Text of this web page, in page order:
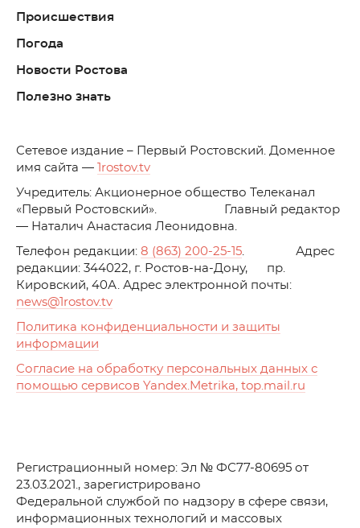
Происшествия
Погода
Новости Ростова
Полезно знать
Cетевое издание – Первый Ростовский. Доменное
имя сайта —
1rostov.tv
Учредитель: Акционерное общество Телеканал
«Первый Ростовский». Главный редактор
— Наталич Анастасия Леонидовна.
Телефон редакции: 8 (863) 200-25-15. Адрес
редакции: 344022, г. Ростов-на-Дону, пр.
Кировский, 40А. Адрес электронной почты:
news@1rostov.tv
Политика конфиденциальности и защиты
информации
Согласие на обработку персональных данных с
помощью сервисов Yandex.Metrika, top.mail.ru
Регистрационный номер: Эл № ФС77-80695 от
23.03.2021., зарегистрировано
Федеральной службой по надзору в сфере связи,
информационных технологий и массовых